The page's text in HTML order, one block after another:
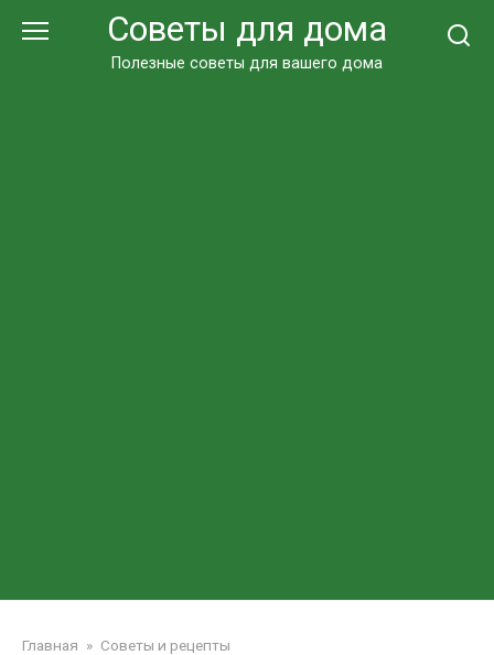
Советы для дома
Полезные советы для вашего дома
Главная » Советы и рецепты